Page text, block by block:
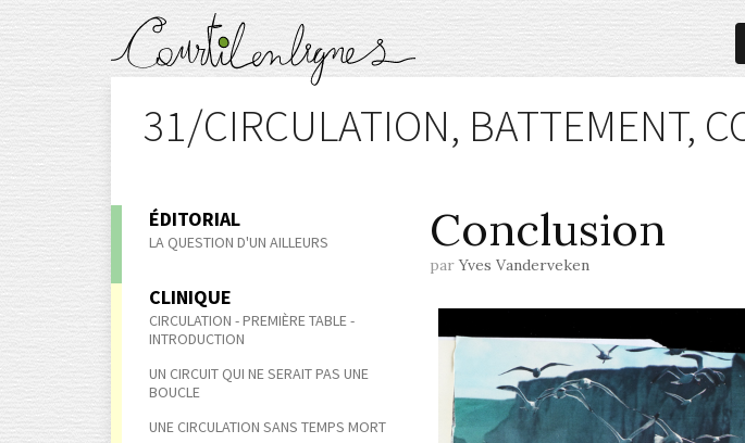
31/CIRCULATION, BATTEMENT,
ÉDITORIAL
LA QUESTION D'UN AILLEURS
CLINIQUE
CIRCULATION - PREMIÈRE TABLE -
INTRODUCTION
UN CIRCUIT QUI NE SERAIT PAS UNE
BOUCLE
UNE CIRCULATION SANS TEMPS MORT
Conclusion
parYves Vanderveken